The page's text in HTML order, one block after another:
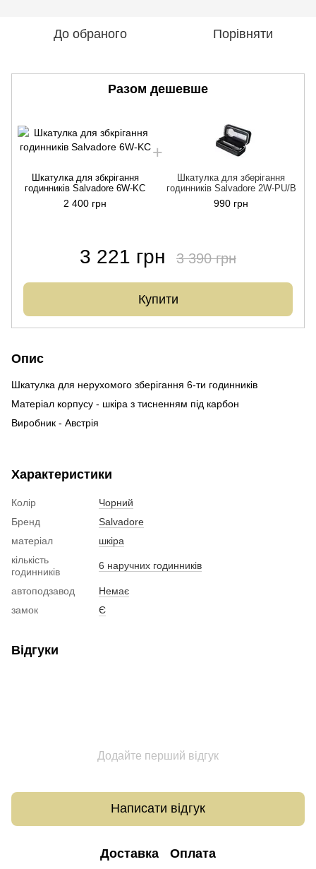
До обраного Порівняти
Разом дешевше
Шкатулка для збкрігання
годинників Salvadore 6W-KC
2 400 грн
Шкатулка для зберігання
годинників Salvadore 2W-PU/B
990 грн
3 221 грн 3 390 грн
Купити
Опис
Шкатулка для нерухомого зберігання 6-ти годинників
Матеріал корпусу - шкіра з тисненням під карбон
Виробник - Австрія
Характеристики
Колір
Чорний
Бренд
Salvadore
матеріал
шкіра
кількість
годинників
6 наручних годинників
автоподзавод
Немає
замок
Є
Відгуки
Додайте перший відгук
Написати відгук
Доставка Оплата